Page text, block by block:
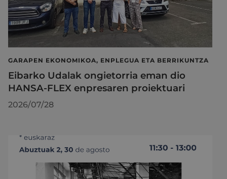
GARAPEN EKONOMIKOA, ENPLEGUA ETA BERRIKUNTZA
Eibarko Udalak ongietorria eman dio
HANSA-FLEX enpresaren proiektuari
2026/07/28